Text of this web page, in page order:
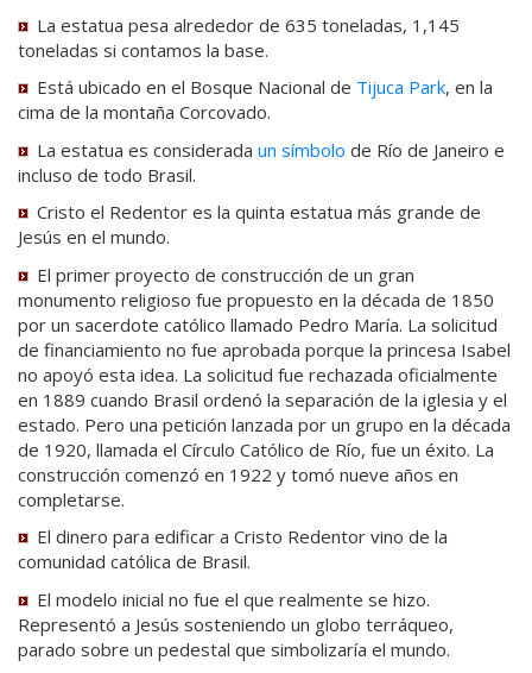
La estatua pesa alrededor de 635 toneladas, 1,145
toneladas si contamos la base.
Está ubicado en el Bosque Nacional de Tijuca Park, en la
cima de la montaña Corcovado.
La estatua es considerada un símbolo de Río de Janeiro e
incluso de todo Brasil.
Cristo el Redentor es la quinta estatua más grande de
Jesús en el mundo.
El primer proyecto de construcción de un gran
monumento religioso fue propuesto en la década de 1850
por un sacerdote católico llamado Pedro María. La solicitud
de financiamiento no fue aprobada porque la princesa Isabel
no apoyó esta idea. La solicitud fue rechazada oficialmente
en 1889 cuando Brasil ordenó la separación de la iglesia y el
estado. Pero una petición lanzada por un grupo en la década
de 1920, llamada el Círculo Católico de Río, fue un éxito. La
construcción comenzó en 1922 y tomó nueve años en
completarse.
El dinero para edificar a Cristo Redentor vino de la
comunidad católica de Brasil.
El modelo inicial no fue el que realmente se hizo.
Representó a Jesús sosteniendo un globo terráqueo,
parado sobre un pedestal que simbolizaría el mundo.